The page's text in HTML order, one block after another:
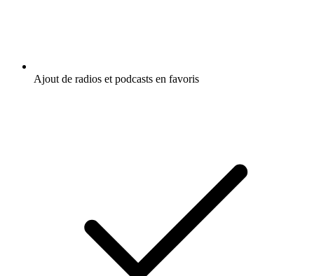
Ajout de radios et podcasts en favoris